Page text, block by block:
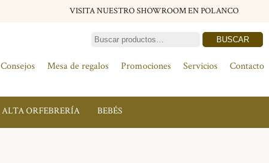
VISITA NUESTRO SHOWROOM EN POLANCO
BUSCAR
Consejos Mesa de regalos Promociones Servicios Contacto
ALTA ORFEBRERÍA BEBÉS